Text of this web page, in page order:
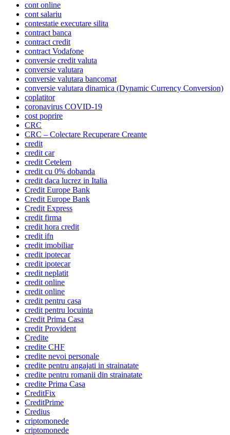
cont online
cont salariu
contestatie executare silita
contract banca
contract credit
contract Vodafone
conversie credit valuta
conversie valutara
conversie valutara bancomat
conversie valutara dinamica (Dynamic Currency Conversion)
coplatitor
coronavirus COVID-19
cost poprire
CRC
CRC – Colectare Recuperare Creante
credit
credit car
credit Cetelem
credit cu 0% dobanda
credit daca lucrez in Italia
Credit Europe Bank
Credit Europe Bank
Credit Express
credit firma
credit hora credit
credit ifn
credit imobiliar
credit ipotecar
credit ipotecar
credit neplatit
credit online
credit online
credit pentru casa
credit pentru locuinta
Credit Prima Casa
credit Provident
Credite
credite CHF
credite nevoi personale
credite pentru angajati in strainatate
credite pentru romanii din strainatate
credite Prima Casa
CreditFix
CreditPrime
Credius
criptomonede
criptomonede